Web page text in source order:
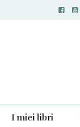
I miei libri